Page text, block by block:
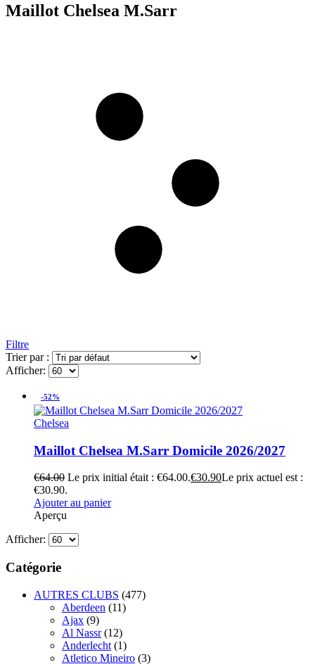
Maillot Chelsea M.Sarr
Filtre
Trier par :
Afficher:
-52%
Chelsea
Maillot Chelsea M.Sarr Domicile 2026/2027
€64.00 Le prix initial était : €64.00.€30.90Le prix actuel est :
€30.90.
Ajouter au panier
Aperçu
Afficher:
Catégorie
AUTRES CLUBS (477)
Aberdeen (11)
Ajax (9)
Al Nassr (12)
Anderlecht (1)
Atletico Mineiro (3)